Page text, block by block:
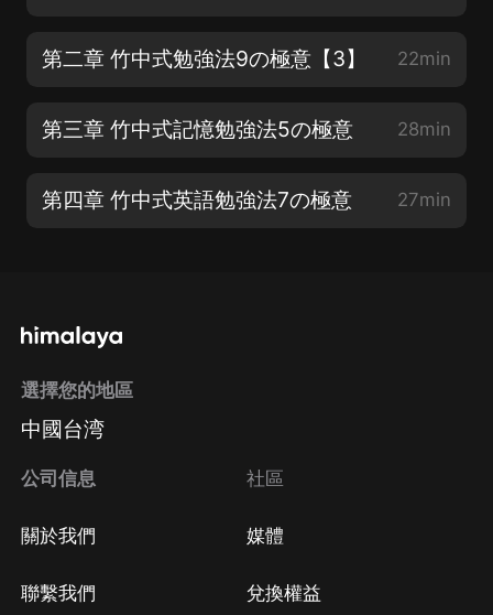
第二章 竹中式勉強法9の極意【3】 22min
第三章 竹中式記憶勉強法5の極意 28min
第四章 竹中式英語勉強法7の極意 27min
選擇您的地區
中國台湾
公司信息
關於我們
聯繫我們
社區
媒體
兌換權益